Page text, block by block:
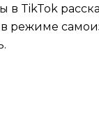
в TikTok
в режиме